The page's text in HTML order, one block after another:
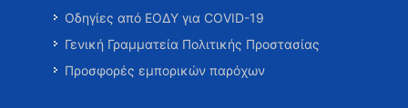
Οδηγίες από ΕΟΔΥ για COVID-19
Γενική Γραμματεία Πολιτικής Προστασίας
Προσφορές εμπορικών παρόχων